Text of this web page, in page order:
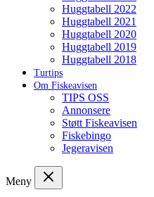
Huggtabell 2022
Huggtabell 2021
Huggtabell 2020
Huggtabell 2019
Huggtabell 2018
Turtips
Om Fiskeavisen
TIPS OSS
Annonsere
Støtt Fiskeavisen
Fiskebingo
Jegeravisen
Meny